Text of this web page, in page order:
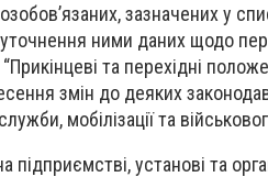
зазначених у
ними даних щодо
та перехідні
змін до деяких
мобілізації та
установі та